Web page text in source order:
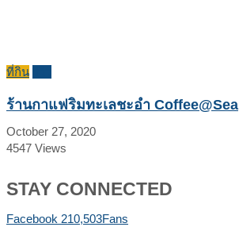
ที่กิน
ร้านกาแฟริมทะเลชะอำ Coffee@Sea
October 27, 2020
4547 Views
STAY CONNECTED
Facebook 210,503Fans